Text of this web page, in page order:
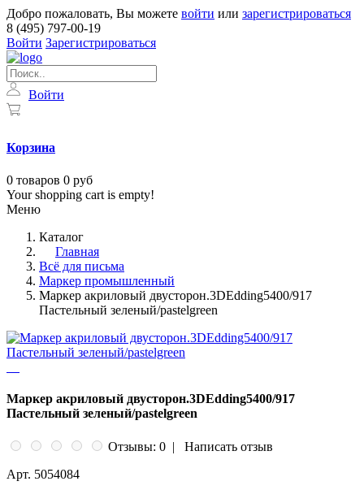
Добро пожаловать, Вы можете войти или зарегистрироваться
8 (495) 797-00-19
Войти Зарегистрироваться
Войти
Корзина
0 товаров 0 руб
Your shopping cart is empty!
Меню
Каталог
Главная
Всё для письма
Маркер промышленный
Маркер акриловый двусторон.3DEdding5400/917
Пастельный зеленый/pastelgreen
Маркер акриловый двусторон.3DEdding5400/917
Пастельный зеленый/pastelgreen
Отзывы: 0 |
Написать отзыв
Арт. 5054084